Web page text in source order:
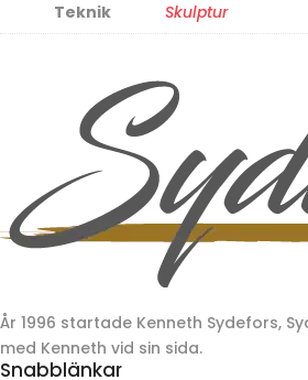
Teknik
Skulptur
År 1996 startade Kenneth Sydefors,
med Kenneth vid sin sida.
Snabblänkar